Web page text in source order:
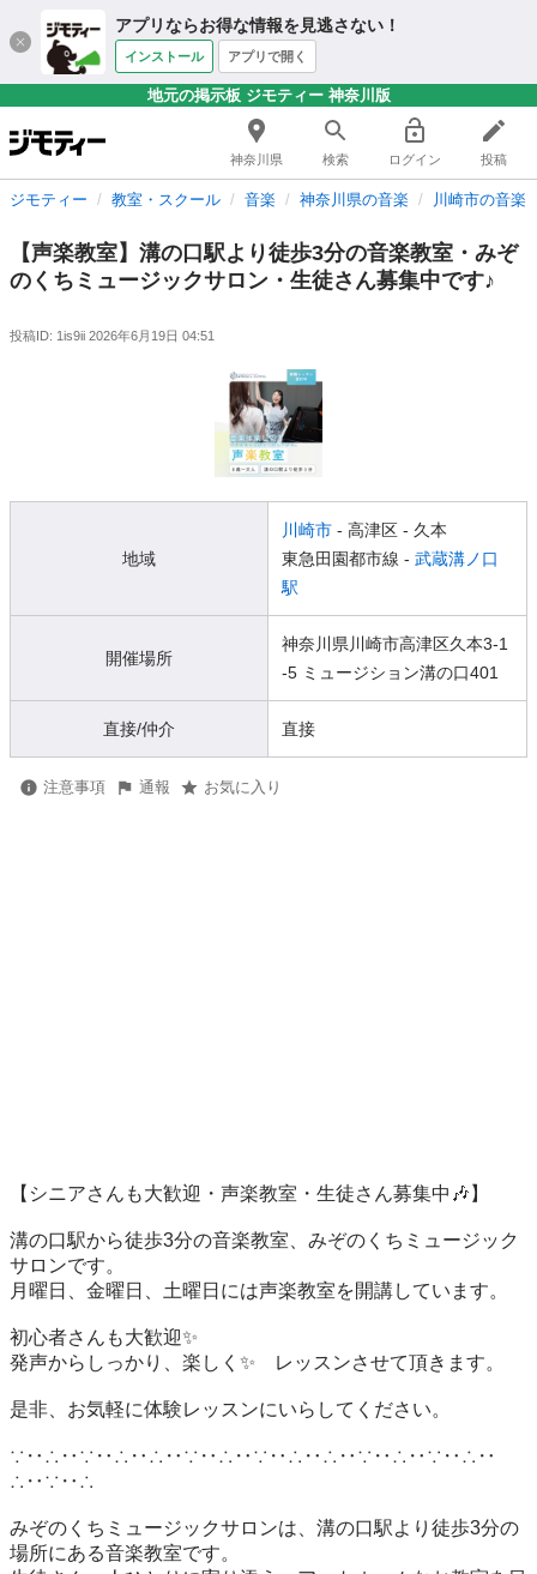
アプリならお得な情報を見逃さない！
インストール アプリで開く
地元の掲示板 ジモティー 神奈川版
神奈川県 検索 ログイン 投稿
ジモティー 教室・スクール 音楽 神奈川県の音楽 川崎市の音楽
【声楽教室】溝の口駅より徒歩3分の音楽教室・みぞ
のくちミュージックサロン・生徒さん募集中です♪
投稿ID: 1is9ii 2026年6月19日 04:51
地域
川崎市 - 高津区 - 久本
東急田園都市線 - 武蔵溝ノ口
駅
開催場所
神奈川県川崎市高津区久本3-1
-5 ミュージション溝の口401
直接/仲介 直接
注意事項 通報 お気に入り
【シニアさんも大歓迎・声楽教室・生徒さん募集中🎶】
溝の口駅から徒歩3分の音楽教室、みぞのくちミュージック
サロンです。
月曜日、金曜日、土曜日には声楽教室を開講しています。
初心者さんも大歓迎✨
発声からしっかり、楽しく✨　レッスンさせて頂きます。
是非、お気軽に体験レッスンにいらしてください。
∵‥∴‥∵‥∴‥∴‥∵‥∴‥∵‥∴‥∴‥∵‥∴‥∵‥∴‥
∴‥∵‥∴
みぞのくちミュージックサロンは、溝の口駅より徒歩3分の
場所にある音楽教室です。